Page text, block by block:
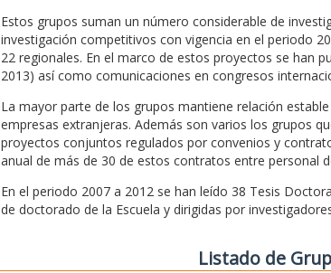
Estos grupos suman un número considerable de
investigación competitivos con vigencia en el periodo
22 regionales. En el marco de estos proyectos se han
2013) así como comunicaciones en congresos
La mayor parte de los grupos mantiene relación
empresas extranjeras. Además son varios los grupos
proyectos conjuntos regulados por convenios y
anual de más de 30 de estos contratos entre personal
En el periodo 2007 a 2012 se han leído 38 Tesis
de doctorado de la Escuela y dirigidas por
Listado de